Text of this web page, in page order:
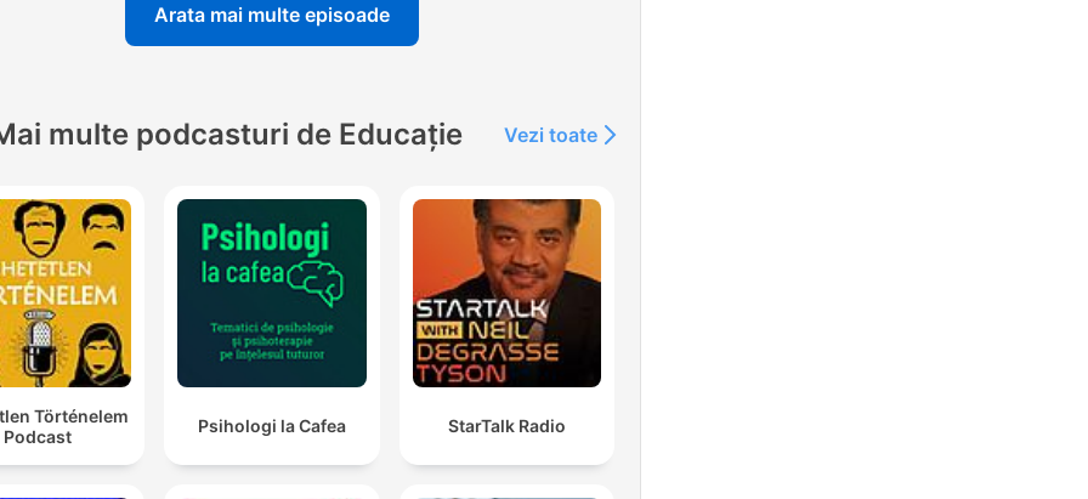
Arata mai multe episoade
multe podcasturi de Educație Vezi toate
Történelem
Podcast
Psihologi la Cafea StarTalk Radio